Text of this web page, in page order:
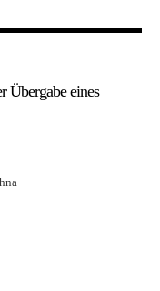
Übergabe eines